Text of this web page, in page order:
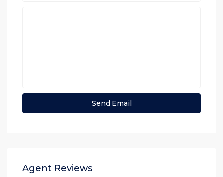
Agent Reviews